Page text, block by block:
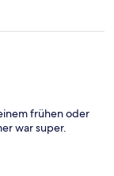
frühen oder
war super.